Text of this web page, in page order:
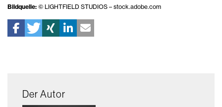
Bildquelle: © LIGHTFIELD STUDIOS – stock.adobe.com
Der Autor